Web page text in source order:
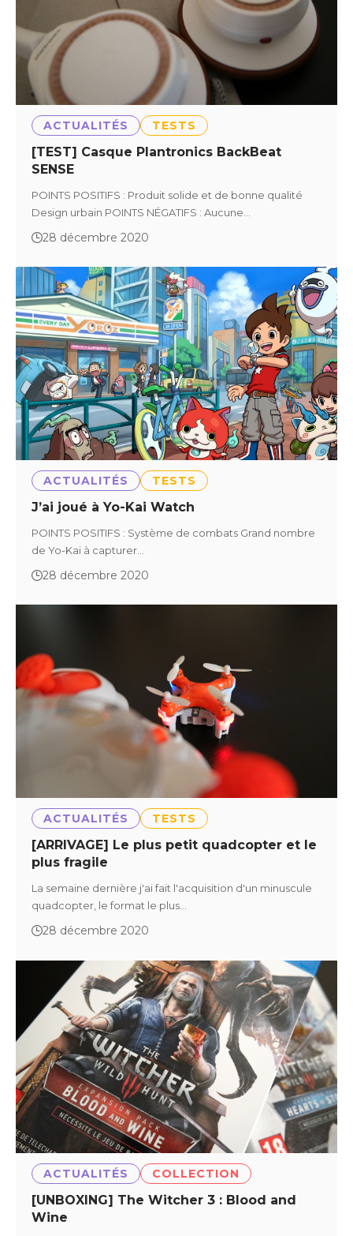
ACTUALITÉS TESTS
[TEST] Casque Plantronics BackBeat
SENSE
POINTS POSITIFS : Produit solide et de bonne qualité
Design urbain POINTS NÉGATIFS : Aucune…
28 décembre 2020
ACTUALITÉS TESTS
J’ai joué à Yo-Kai Watch
POINTS POSITIFS : Système de combats Grand nombre
de Yo-Kai à capturer…
28 décembre 2020
ACTUALITÉS TESTS
[ARRIVAGE] Le plus petit quadcopter et le
plus fragile
La semaine dernière j'ai fait l'acquisition d'un minuscule
quadcopter, le format le plus…
28 décembre 2020
ACTUALITÉS COLLECTION
[UNBOXING] The Witcher 3 : Blood and
Wine